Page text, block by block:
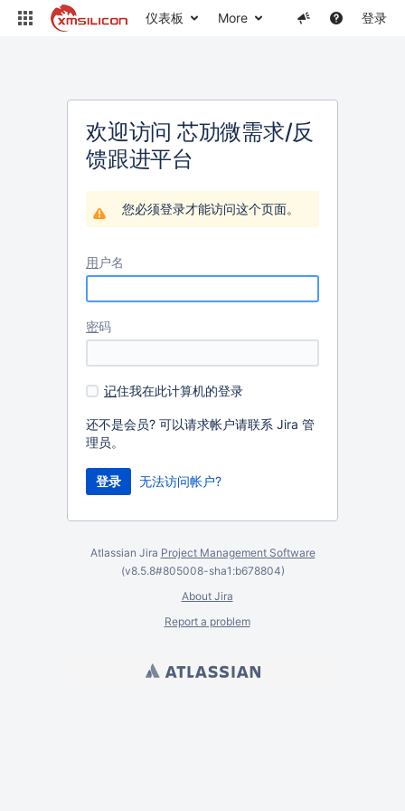
仪表板 More 登录
欢迎访问 芯劢微需求/反
馈跟进平台
您必须登录才能访问这个页面。
用 户名
密码
记住我在此计算机的登录
还不是会员? 可以请求帐户请联系 Jira 管
理员。
无法访问帐户?
Atlassian Jira Project Management Software
(v8.5.8#805008-sha1:b678804)
About Jira
Report a problem